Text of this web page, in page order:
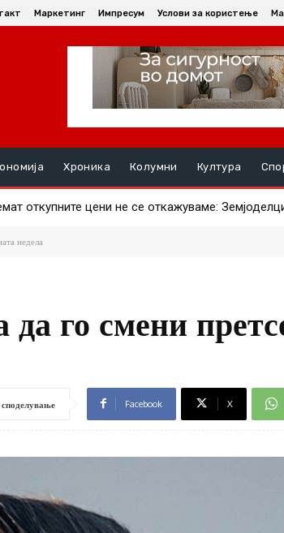
Маркетинг Импресум Услови за користење
Хроника Колумни Култура
откупните цени не се откажуваме:
ајвар – што за штипјани е поисплатливо?
недела
го смени
споделување Facebook X